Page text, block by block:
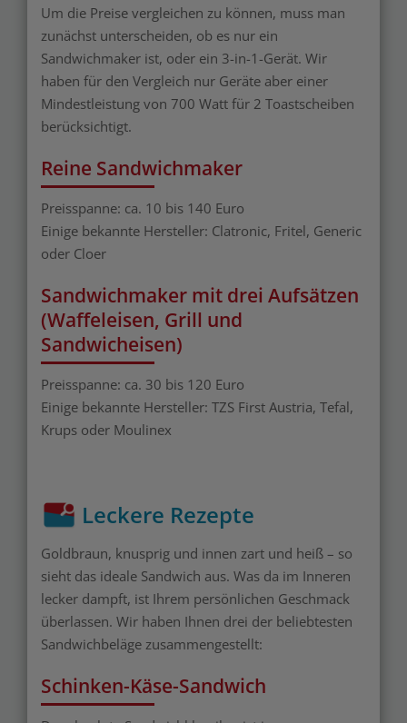
Um die Preise vergleichen zu können, muss man
zunächst unterscheiden, ob es nur ein
Sandwichmaker ist, oder ein 3-in-1-Gerät. Wir
haben für den Vergleich nur Geräte aber einer
Mindestleistung von 700 Watt für 2 Toastscheiben
berücksichtigt.
Reine Sandwichmaker
Preisspanne: ca. 10 bis 140 Euro
Einige bekannte Hersteller: Clatronic, Fritel, Generic
oder Cloer
Sandwichmaker mit drei Aufsätzen
(Waffeleisen, Grill und
Sandwicheisen)
Preisspanne: ca. 30 bis 120 Euro
Einige bekannte Hersteller: TZS First Austria, Tefal,
Krups oder Moulinex
Leckere Rezepte
Goldbraun, knusprig und innen zart und heiß – so
sieht das ideale Sandwich aus. Was da im Inneren
lecker dampft, ist Ihrem persönlichen Geschmack
überlassen. Wir haben Ihnen drei der beliebtesten
Sandwichbeläge zusammengestellt:
Schinken-Käse-Sandwich